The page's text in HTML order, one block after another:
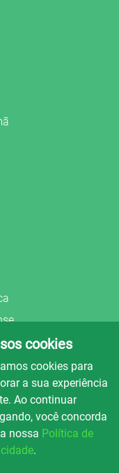
.
cookies
cookies para
a sua experiência
Ao continuar
você concorda
nossa Política de
.